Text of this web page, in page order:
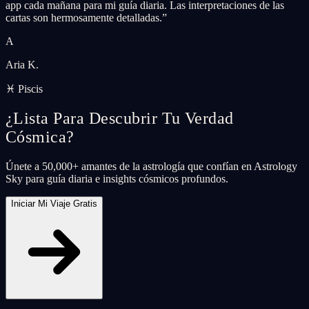
app cada mañana para mi guía diaria. Las interpretaciones de las
cartas son hermosamente detalladas.”
A
Aria K.
♓ Piscis
¿Lista Para Descubrir Tu Verdad
Cósmica?
Únete a 50,000+ amantes de la astrología que confían en Astrology
Sky para guía diaria e insights cósmicos profundos.
Iniciar Mi Viaje Gratis